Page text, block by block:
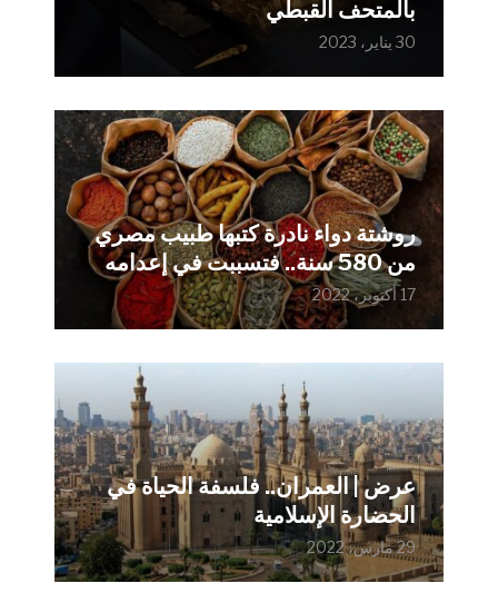
بالمتحف القبطي
30 يناير، 2023
روشتة دواء نادرة كتبها طبيب مصري
من 580 سنة.. فتسببت في إعدامه
17 أكتوبر، 2022
عرض | العمران.. فلسفة الحياة في
الحضارة الإسلامية
29 مارس، 2022